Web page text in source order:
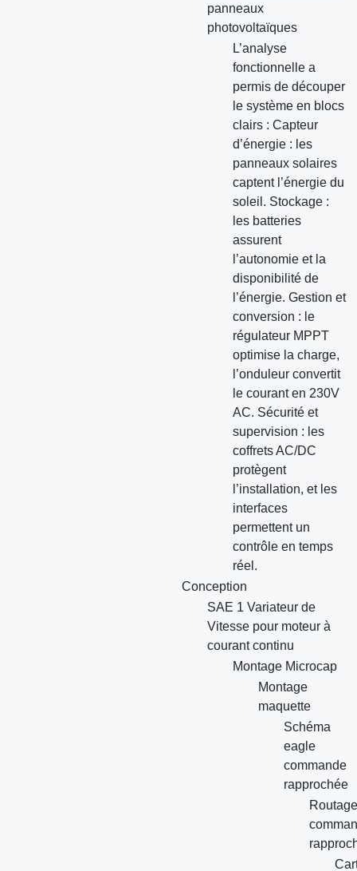
panneaux
photovoltaïques
L’analyse
fonctionnelle a
permis de découper
le système en blocs
clairs : Capteur
d’énergie : les
panneaux solaires
captent l’énergie du
soleil. Stockage :
les batteries
assurent
l’autonomie et la
disponibilité de
l’énergie. Gestion et
conversion : le
régulateur MPPT
optimise la charge,
l’onduleur convertit
le courant en 230V
AC. Sécurité et
supervision : les
coffrets AC/DC
protègent
l’installation, et les
interfaces
permettent un
contrôle en temps
réel.
Conception
SAE 1 Variateur de
Vitesse pour moteur à
courant continu
Montage Microcap
Montage
maquette
Schéma
eagle
commande
rapprochée
Routage